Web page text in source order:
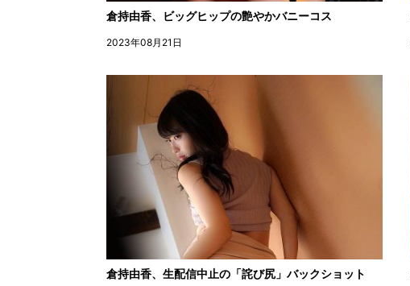
倉持由香、ビッグヒップの艶やかバニーコス
2023年08月21日
倉持由香、生配信中止の「詫び尻」バックショット